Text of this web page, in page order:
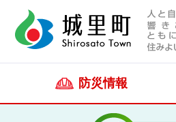
防災情報